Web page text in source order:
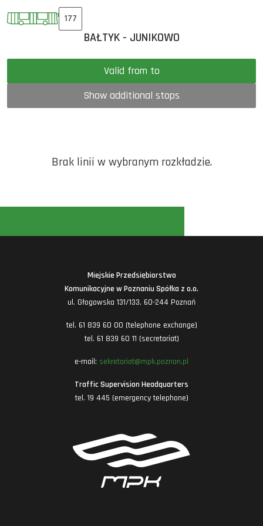
177
BAŁTYK - JUNIKOWO
Valid from to
Show additional stops
Brak linii w wybranym rozkładzie.
Miejskie Przedsiębiorstwo
Komunikacyjne w Poznaniu Spółka z o.o.
ul. Głogowska 131/133, 60-244 Poznań
tel. 61 839 60 00 (telephone exchange)
tel. 61 839 60 11 (secretariat)
e-mail: sekretariat@mpk.poznan.pl
Traffic Supervision Headquarters
tel. 19 445 (emergency telephone)